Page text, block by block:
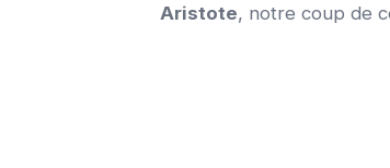
Aristote, notre coup de